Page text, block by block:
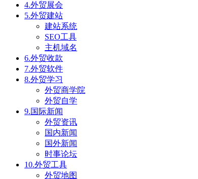
4.外贸展会
5.外贸建站
建站系统
SEO工具
主机域名
6.外贸收款
7.外贸软件
8.外贸学习
外贸商学院
外贸自学
9.国际新闻
外贸资讯
国内新闻
国外新闻
时事论坛
10.外贸工具
外贸地图